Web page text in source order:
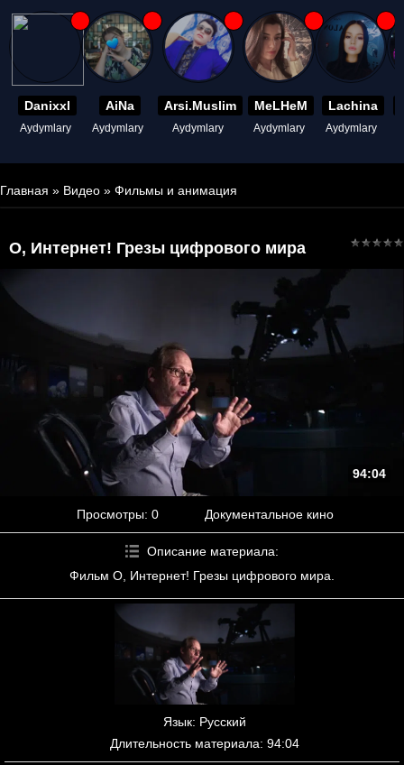
Danixxl
Aydymlary
AiNa
Aydymlary
Arsi.Muslim
Aydymlary
MeLHeM
Aydymlary
Lachina
Aydymlary
Главная » Видео » Фильмы и анимация
О, Интернет! Грезы цифрового мира
94:04
Просмотры: 0 Документальное кино
Описание материала:
Фильм О, Интернет! Грезы цифрового мира.
Язык: Русский
Длительность материала: 94:04